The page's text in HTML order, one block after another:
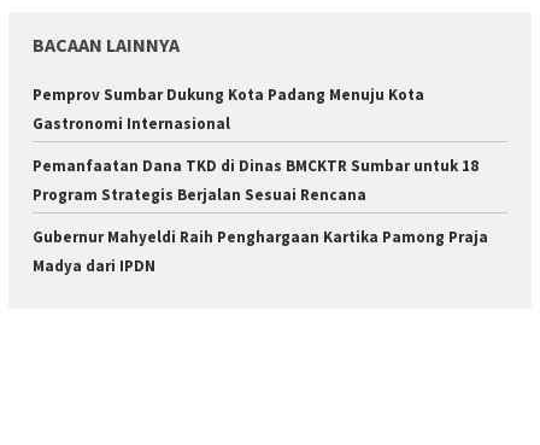
BACAAN LAINNYA
Pemprov Sumbar Dukung Kota Padang Menuju Kota
Gastronomi Internasional
Pemanfaatan Dana TKD di Dinas BMCKTR Sumbar untuk 18
Program Strategis Berjalan Sesuai Rencana
Gubernur Mahyeldi Raih Penghargaan Kartika Pamong Praja
Madya dari IPDN